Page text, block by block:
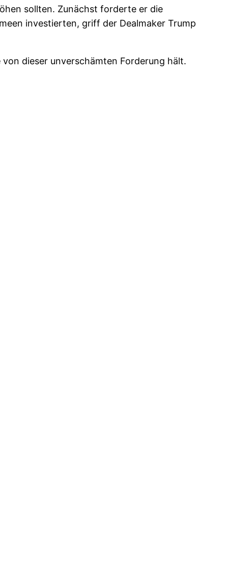
sollten. Zunächst forderte er die
investierten, griff der Dealmaker Trump
dieser unverschämten Forderung hält.